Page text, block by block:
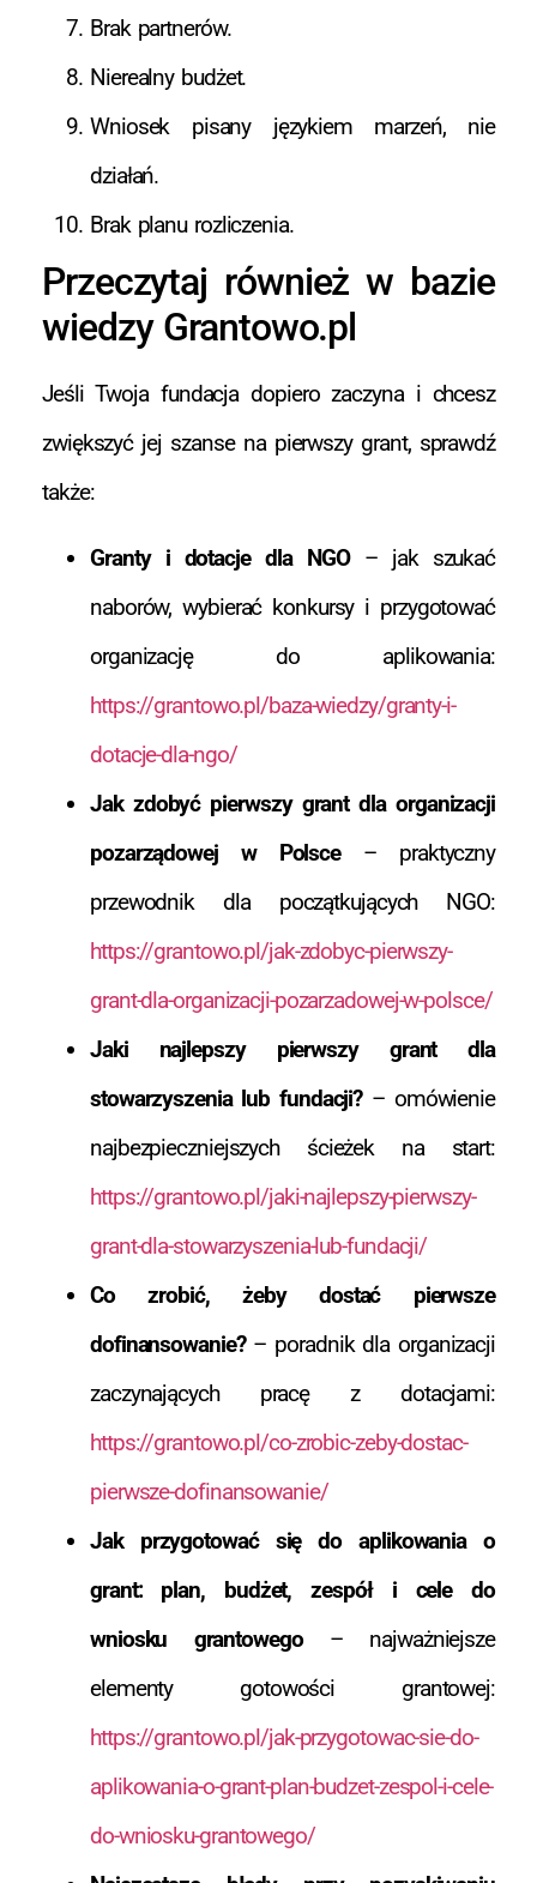
Brak partnerów.
Nierealny budżet.
Wniosek pisany językiem marzeń, nie
działań.
Brak planu rozliczenia.
Przeczytaj również w bazie
wiedzy Grantowo.pl
Jeśli Twoja fundacja dopiero zaczyna i chcesz
zwiększyć jej szanse na pierwszy grant, sprawdź
także:
Granty i dotacje dla NGO– jak szukać
naborów, wybierać konkursy i przygotować
organizację do aplikowania:
https://grantowo.pl/baza-wiedzy/granty-i-
dotacje-dla-ngo/
Jak zdobyć pierwszy grant dla organizacji
pozarządowej w Polsce– praktyczny
przewodnik dla początkujących NGO:
https://grantowo.pl/jak-zdobyc-pierwszy-
grant-dla-organizacji-pozarzadowej-w-polsce/
Jaki najlepszy pierwszy grant dla
stowarzyszenia lub fundacji?– omówienie
najbezpieczniejszych ścieżek na start:
https://grantowo.pl/jaki-najlepszy-pierwszy-
grant-dla-stowarzyszenia-lub-fundacji/
Co zrobić, żeby dostać pierwsze
dofinansowanie?– poradnik dla organizacji
zaczynających pracę z dotacjami:
https://grantowo.pl/co-zrobic-zeby-dostac-
pierwsze-dofinansowanie/
Jak przygotować się do aplikowania o
grant: plan, budżet, zespół i cele do
wniosku grantowego– najważniejsze
elementy gotowości grantowej:
https://grantowo.pl/jak-przygotowac-sie-do-
aplikowania-o-grant-plan-budzet-zespol-i-cele-
do-wniosku-grantowego/